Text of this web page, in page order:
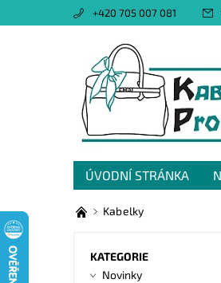
+420 705 007 081
ÚVODNÍ STRÁNKA
OBCHODNÍ PODMÍNKY
Kabelky
KATEGORIE
Novinky